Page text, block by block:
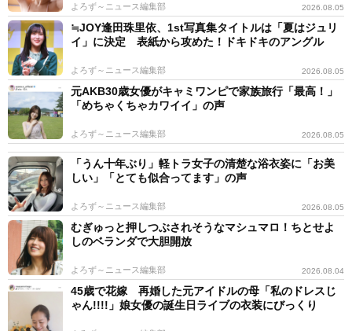
よろず～ニュース編集部 2026.08.05
≒JOY逢田珠里依、1st写真集タイトルは「夏はジュリ
イ」に決定 表紙から攻めた！ドキドキのアングル
よろず～ニュース編集部 2026.08.05
元AKB30歳女優がキャミワンピで家族旅行「最高！」
「めちゃくちゃカワイイ」の声
よろず～ニュース編集部 2026.08.05
「うん十年ぶり」軽トラ女子の清楚な浴衣姿に「お美
しい」「とても似合ってます」の声
よろず～ニュース編集部 2026.08.05
むぎゅっと押しつぶされそうなマシュマロ！ちとせよ
しのベランダで大胆開放
よろず～ニュース編集部 2026.08.04
45歳で花嫁 再婚した元アイドルの母「私のドレスじ
ゃん!!!!」娘女優の誕生日ライブの衣装にびっくり